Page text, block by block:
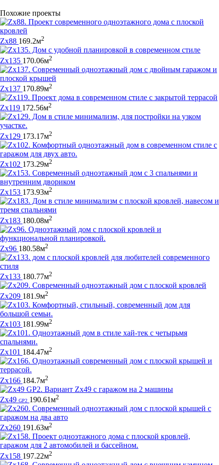
Похожие проекты
Zx88 169.2м2
Zx135 170.06м2
Zx137 170.89м2
Zx119 172.56м2
Zx129 173.17м2
Zx102 173.29м2
Zx153 173.93м2
Zx183 180.08м2
Zx96 180.58м2
Zx133 180.77м2
Zx209 181.9м2
Zx103 181.99м2
Zx101 184.47м2
Zx166 184.7м2
Zx49 GP2 190.61м2
Zx260 191.63м2
Zx158 197.22м2